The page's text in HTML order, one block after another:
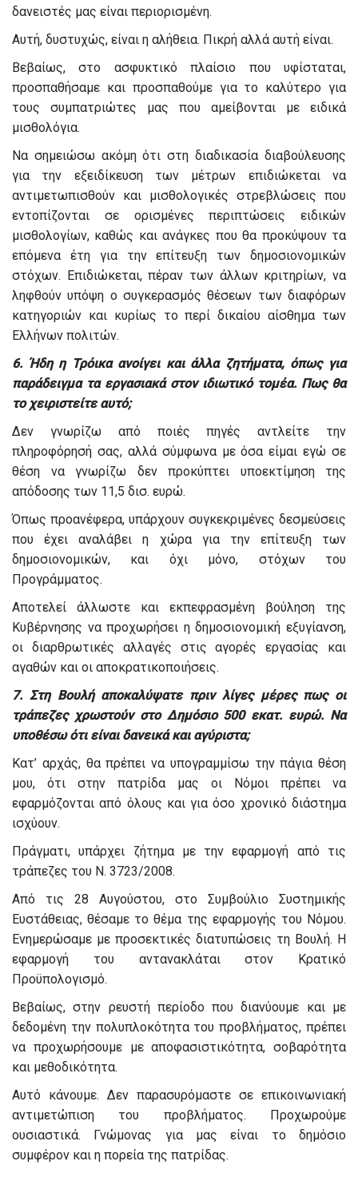
δανειστές μας είναι περιορισμένη.
Αυτή, δυστυχώς, είναι η αλήθεια. Πικρή αλλά αυτή είναι.
Βεβαίως, στο ασφυκτικό πλαίσιο που υφίσταται,
προσπαθήσαμε και προσπαθούμε για το καλύτερο για
τους συμπατριώτες μας που αμείβονται με ειδικά
μισθολόγια.
Να σημειώσω ακόμη ότι στη διαδικασία διαβούλευσης
για την εξειδίκευση των μέτρων επιδιώκεται να
αντιμετωπισθούν και μισθολογικές στρεβλώσεις που
εντοπίζονται σε ορισμένες περιπτώσεις ειδικών
μισθολογίων, καθώς και ανάγκες που θα προκύψουν τα
επόμενα έτη για την επίτευξη των δημοσιονομικών
στόχων. Επιδιώκεται, πέραν των άλλων κριτηρίων, να
ληφθούν υπόψη ο συγκερασμός θέσεων των διαφόρων
κατηγοριών και κυρίως το περί δικαίου αίσθημα των
Ελλήνων πολιτών.
6. Ήδη η Τρόικα ανοίγει και άλλα ζητήματα, όπως για
παράδειγμα τα εργασιακά στον ιδιωτικό τομέα. Πως θα
το χειριστείτε αυτό;
Δεν γνωρίζω από ποιές πηγές αντλείτε την
πληροφόρησή σας, αλλά σύμφωνα με όσα είμαι εγώ σε
θέση να γνωρίζω δεν προκύπτει υποεκτίμηση της
απόδοσης των 11,5 δισ. ευρώ.
Όπως προανέφερα, υπάρχουν συγκεκριμένες δεσμεύσεις
που έχει αναλάβει η χώρα για την επίτευξη των
δημοσιονομικών, και όχι μόνο, στόχων του
Προγράμματος.
Αποτελεί άλλωστε και εκπεφρασμένη βούληση της
Κυβέρνησης να προχωρήσει η δημοσιονομική εξυγίανση,
οι διαρθρωτικές αλλαγές στις αγορές εργασίας και
αγαθών και οι αποκρατικοποιήσεις.
7. Στη Βουλή αποκαλύψατε πριν λίγες μέρες πως οι
τράπεζες χρωστούν στο Δημόσιο 500 εκατ. ευρώ. Να
υποθέσω ότι είναι δανεικά και αγύριστα;
Κατ’ αρχάς, θα πρέπει να υπογραμμίσω την πάγια θέση
μου, ότι στην πατρίδα μας οι Νόμοι πρέπει να
εφαρμόζονται από όλους και για όσο χρονικό διάστημα
ισχύουν.
Πράγματι, υπάρχει ζήτημα με την εφαρμογή από τις
τράπεζες του Ν. 3723/2008.
Από τις 28 Αυγούστου, στο Συμβούλιο Συστημικής
Ευστάθειας, θέσαμε το θέμα της εφαρμογής του Νόμου.
Ενημερώσαμε με προσεκτικές διατυπώσεις τη Βουλή. Η
εφαρμογή του αντανακλάται στον Κρατικό
Προϋπολογισμό.
Βεβαίως, στην ρευστή περίοδο που διανύουμε και με
δεδομένη την πολυπλοκότητα του προβλήματος, πρέπει
να προχωρήσουμε με αποφασιστικότητα, σοβαρότητα
και μεθοδικότητα.
Αυτό κάνουμε. Δεν παρασυρόμαστε σε επικοινωνιακή
αντιμετώπιση του προβλήματος. Προχωρούμε
ουσιαστικά. Γνώμονας για μας είναι το δημόσιο
συμφέρον και η πορεία της πατρίδας.